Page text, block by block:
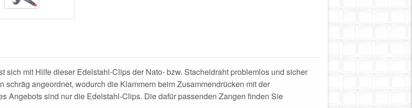
sich mit Hilfe dieser Edelstahl-Clips der Nato- bzw. Stacheldraht problemlos und sicher
angeordnet, wodurch die Klammern beim Zusammendrücken mit der
Angebots sind nur die Edelstahl-Clips. Die dafür passenden Zangen finden Sie